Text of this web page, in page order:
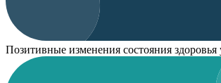
Позитивные изменения состояния здоровья